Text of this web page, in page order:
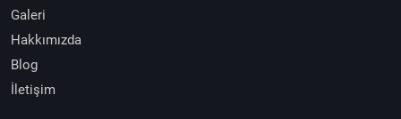
Galeri
Hakkımızda
Blog
İletişim